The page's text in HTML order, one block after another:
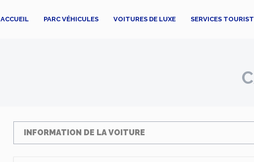
ACCUEIL PARC VÉHICULES VOITURES DE LUXE SERVICES
INFORMATION DE LA VOITURE